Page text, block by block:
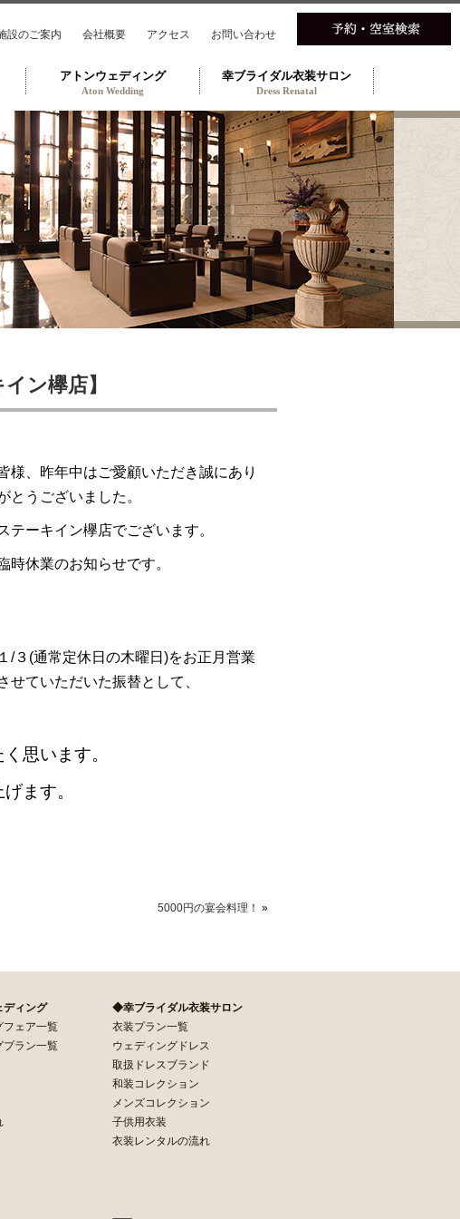
設のご案内 会社概要 アクセス お問い合わせ
アトンウェディング
Aton Wedding
幸ブライダル衣装サロン
Dress Renatal
ン欅店】
様、昨年中はご愛顧いただき誠にあり
とうございました。
テーキイン欅店でございます。
時休業のお知らせです。
１/３(通常定休日の木曜日)をお正月営業
せていただいた振替として、
思います。
ます。
5000円の宴会料理！ »
ィング
フェア一覧
プラン一覧
◆幸ブライダル衣装サロン
衣装プラン一覧
ウェディングドレス
取扱ドレスブランド
和装コレクション
メンズコレクション
子供用衣装
衣装レンタルの流れ